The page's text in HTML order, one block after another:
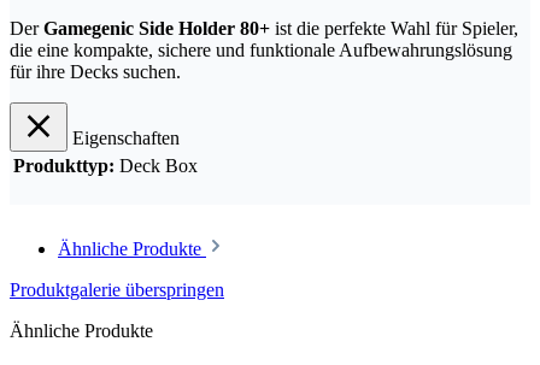
DerGamegenic Side Holder 80+ ist die perfekte Wahl für Spieler,
die eine kompakte, sichere und funktionale Aufbewahrungslösung
für ihre Decks suchen.
Eigenschaften
Produkttyp: Deck Box
Ähnliche Produkte
Produktgalerie überspringen
Ähnliche Produkte